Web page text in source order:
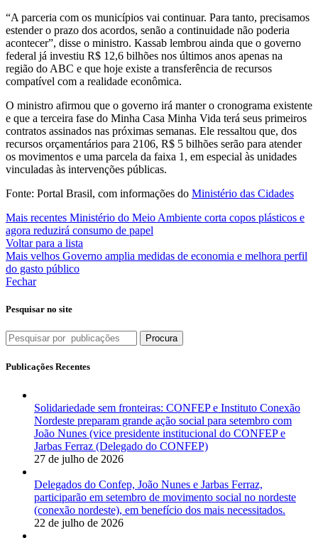
“A parceria com os municípios vai continuar. Para tanto, precisamos
estender o prazo dos acordos, senão a continuidade não poderia
acontecer”, disse o ministro. Kassab lembrou ainda que o governo
federal já investiu R$ 12,6 bilhões nos últimos anos apenas na
região do ABC e que hoje existe a transferência de recursos
compatível com a realidade econômica.
O ministro afirmou que o governo irá manter o cronograma existente
e que a terceira fase do Minha Casa Minha Vida terá seus primeiros
contratos assinados nas próximas semanas. Ele ressaltou que, dos
recursos orçamentários para 2106, R$ 5 bilhões serão para atender
os movimentos e uma parcela da faixa 1, em especial às unidades
vinculadas às intervenções públicas.
Fonte: Portal Brasil, com informações do Ministério das Cidades
Mais recentes Ministério do Meio Ambiente corta copos plásticos e
agora reduzirá consumo de papel
Voltar para a lista
Mais velhos Governo amplia medidas de economia e melhora perfil
do gasto público
Fechar
Pesquisar no site
Procura
Publicações Recentes
Solidariedade sem fronteiras: CONFEP e Instituto Conexão
Nordeste preparam grande ação social para setembro com
João Nunes (vice presidente institucional do CONFEP e
Jarbas Ferraz (Delegado do CONFEP)
27 de julho de 2026
Delegados do Confep, João Nunes e Jarbas Ferraz,
participarão em setembro de movimento social no nordeste
(conexão nordeste), em benefício dos mais necessitados.
22 de julho de 2026